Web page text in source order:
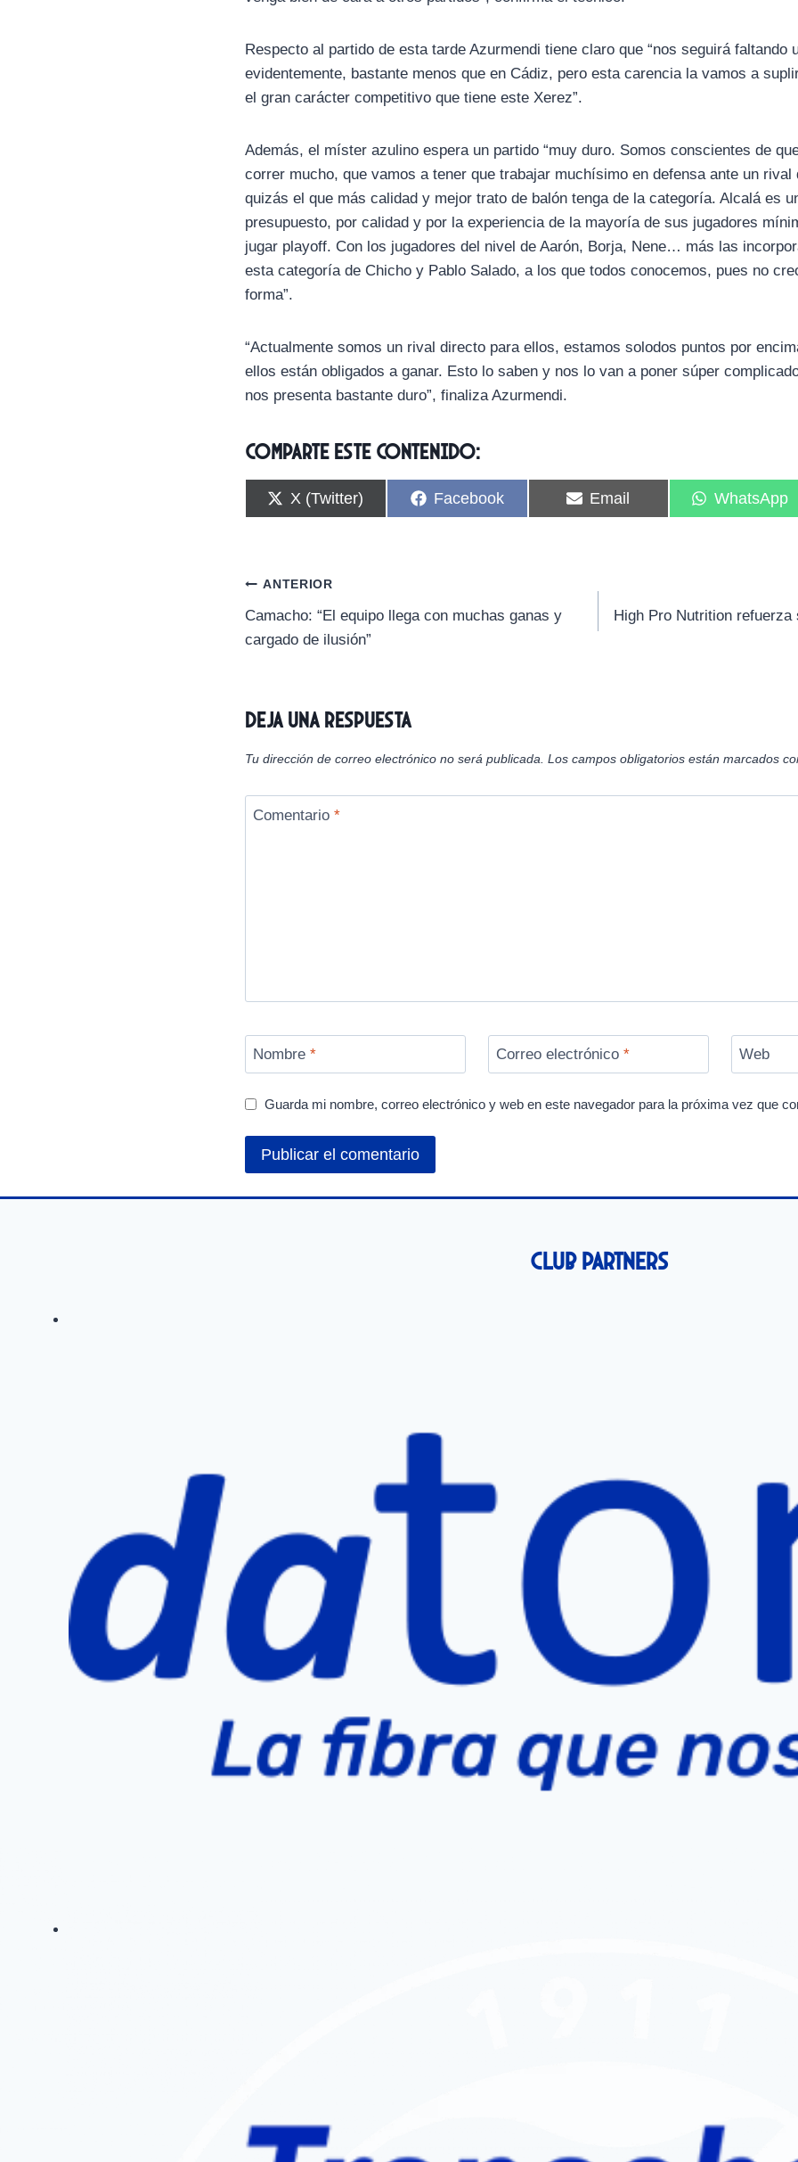
Respecto al partido de esta tarde Azurmendi tiene claro que “nos seguirá faltando
evidentemente, bastante menos que en Cádiz, pero esta carencia la vamos a
el gran carácter competitivo que tiene este Xerez”.
Además, el míster azulino espera un partido “muy duro. Somos conscientes de
correr mucho, que vamos a tener que trabajar muchísimo en defensa ante un
quizás el que más calidad y mejor trato de balón tenga de la categoría. Alcalá es
presupuesto, por calidad y por la experiencia de la mayoría de sus jugadores
jugar playoff. Con los jugadores del nivel de Aarón, Borja, Nene… más las
esta categoría de Chicho y Pablo Salado, a los que todos conocemos, pues no
forma”.
“Actualmente somos un rival directo para ellos, estamos solodos puntos por
ellos están obligados a ganar. Esto lo saben y nos lo van a poner súper
nos presenta bastante duro”, finaliza Azurmendi.
Comparte este contenido:
C
o
r
t
i
r
e
X (Twitter)
C
o
i
r
Facebook
C
o
Email
C
o
i
r
WhatsApp
Navegación
de
ANTERIOR
Camacho: “El equipo llega con muchas ganas y
cargado de ilusión”
High Pro Nutrition
Deja una respuesta
Tu dirección de correo electrónico no será publicada. Los campos obligatorios están marcados
Comentario *
Nombre * Correo electrónico * Web
Guarda mi nombre, correo electrónico y web en este navegador para la próxima vez que
Club Partners